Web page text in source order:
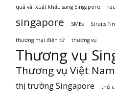
quả vải xuất khẩu sang Singapore
singapore SMEs Straits
thương mại điện tử thương vụ
Thương vụ
Thương vụ Việt
thị trường Singapore thủ